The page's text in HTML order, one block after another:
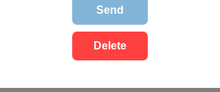
Send
Delete